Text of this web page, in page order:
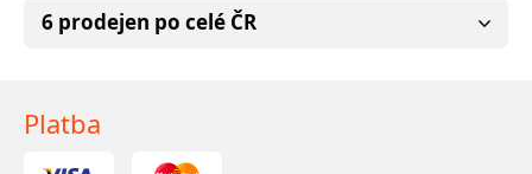
6 prodejen po celé ČR
Platba